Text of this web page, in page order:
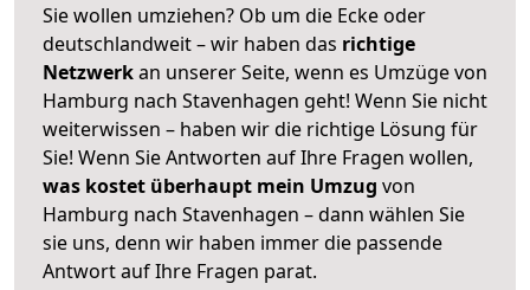
Sie wollen umziehen? Ob um die Ecke oder
deutschlandweit – wir haben das richtige
Netzwerkan unserer Seite, wenn es Umzüge von
Hamburg nach Stavenhagen geht! Wenn Sie nicht
weiterwissen – haben wir die richtige Lösung für
Sie! Wenn Sie Antworten auf Ihre Fragen wollen,
was kostet überhaupt mein Umzug von
Hamburg nach Stavenhagen – dann wählen Sie
sie uns, denn wir haben immer die passende
Antwort auf Ihre Fragen parat.